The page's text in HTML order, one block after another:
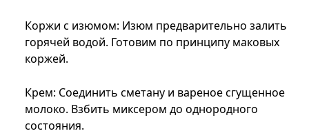
Коржи с изюмом: Изюм предварительно залить
горячей водой. Готовим по принципу маковых
коржей.
Крем: Соединить сметану и вареное сгущенное
молоко. Взбить миксером до однородного
состояния.